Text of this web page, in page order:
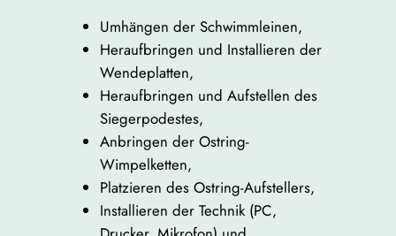
Umhängen der Schwimmleinen,
Heraufbringen und Installieren der
Wendeplatten,
Heraufbringen und Aufstellen des
Siegerpodestes,
Anbringen der Ostring-
Wimpelketten,
Platzieren des Ostring-Aufstellers,
Installieren der Technik (PC,